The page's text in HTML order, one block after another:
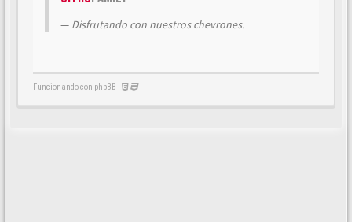
Disfrutando con nuestros chevrones.
Funcionando con phpBB -